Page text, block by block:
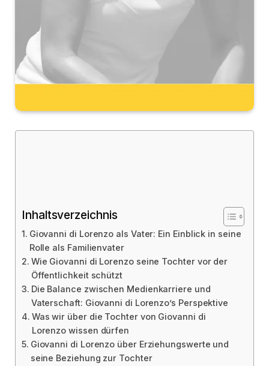
Inhaltsverzeichnis
Giovanni di Lorenzo als Vater: Ein Einblick in seine
Rolle als Familienvater
Wie Giovanni di Lorenzo seine Tochter vor der
Öffentlichkeit schützt
Die Balance zwischen Medienkarriere und
Vaterschaft: Giovanni di Lorenzo’s Perspektive
Was wir über die Tochter von Giovanni di
Lorenzo wissen dürfen
Giovanni di Lorenzo über Erziehungswerte und
seine Beziehung zur Tochter